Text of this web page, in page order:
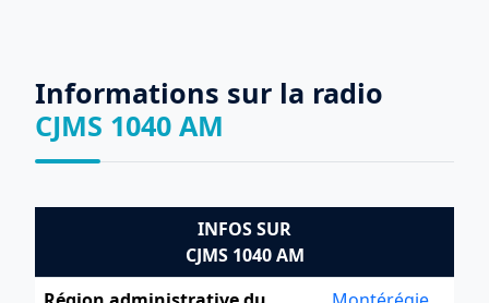
Informations sur la radio
CJMS 1040 AM
INFOS SUR
CJMS 1040 AM